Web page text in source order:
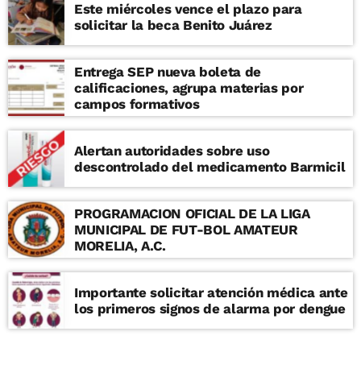
Este miércoles vence el plazo para
solicitar la beca Benito Juárez
Entrega SEP nueva boleta de
calificaciones, agrupa materias por
campos formativos
Alertan autoridades sobre uso
descontrolado del medicamento Barmicil
PROGRAMACION OFICIAL DE LA LIGA
MUNICIPAL DE FUT-BOL AMATEUR
MORELIA, A.C.
Importante solicitar atención médica ante
los primeros signos de alarma por dengue